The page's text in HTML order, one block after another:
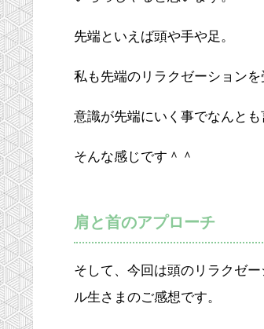
先端といえば頭や手や足。
私も先端のリラクゼーションを
意識が先端にいく事でなんと
そんな感じです＾＾
肩と首のアプローチ
そして、今回は頭のリラクゼ
ル生さまのご感想です。